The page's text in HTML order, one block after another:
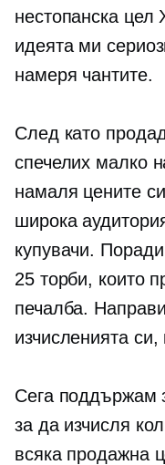
нестопанска цел
идеята ми
намеря чантите.
След като
спечелих малко
намаля цените
широка
купувачи.
25 торби, които
печалба.
изчисленията
Сега поддържам
за да изчисля
всяка продажна